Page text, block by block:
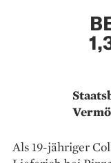
Als 19-jähriger